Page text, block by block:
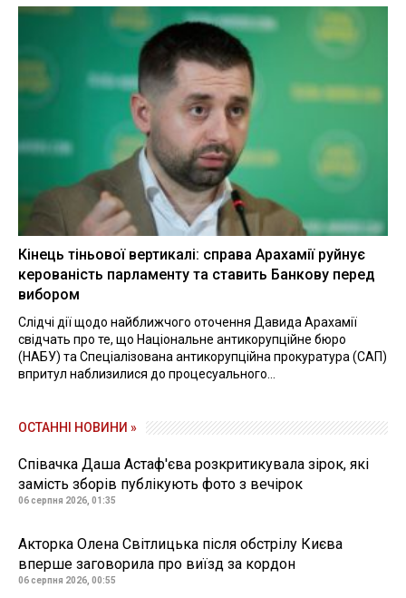
Кінець тіньової вертикалі: справа Арахамії руйнує
керованість парламенту та ставить Банкову перед
вибором
Слідчі дії щодо найближчого оточення Давида Арахамії
свідчать про те, що Національне антикорупційне бюро
(НАБУ) та Спеціалізована антикорупційна прокуратура (САП)
впритул наблизилися до процесуального...
ОСТАННІ НОВИНИ »
Співачка Даша Астаф'єва розкритикувала зірок, які
замість зборів публікують фото з вечірок
06 серпня 2026, 01:35
Акторка Олена Світлицька після обстрілу Києва
вперше заговорила про виїзд за кордон
06 серпня 2026, 00:55